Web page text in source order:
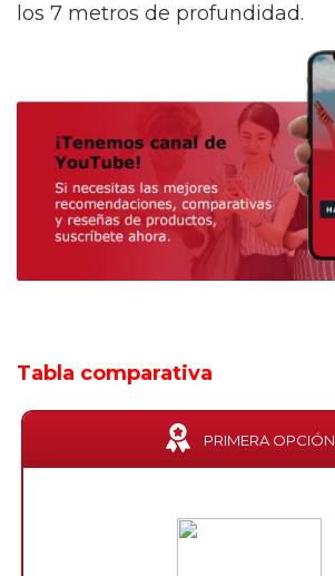
los 7 metros de profundidad.
Tabla comparativa
PRIMERA OPCIÓN